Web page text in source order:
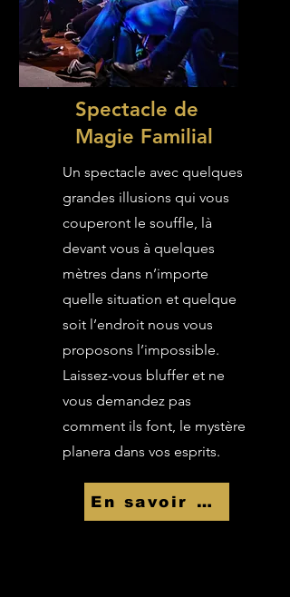
Spectacle de
Magie Familial
Un spectacle avec quelques
grandes illusions qui vous
couperont le souffle, là
devant vous à quelques
mètres dans n’importe
quelle situation et quelque
soit l’endroit nous vous
proposons l’impossible.
Laissez-vous bluffer et ne
vous demandez pas
comment ils font, le mystère
planera dans vos esprits.
En savoir Plus